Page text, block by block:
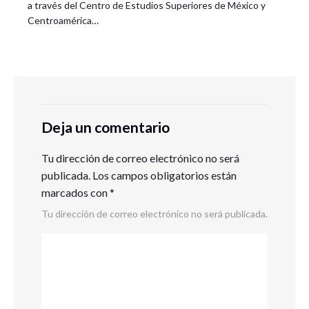
a través del Centro de Estudios Superiores de México y
Centroamérica…
Deja un comentario
Tu dirección de correo electrónico no será
publicada. Los campos obligatorios están
marcados con*
Tu dirección de correo electrónico no será publicada.